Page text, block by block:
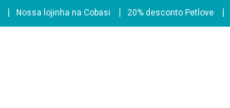
Nossa lojinha na Cobasi 20% desconto Petlove